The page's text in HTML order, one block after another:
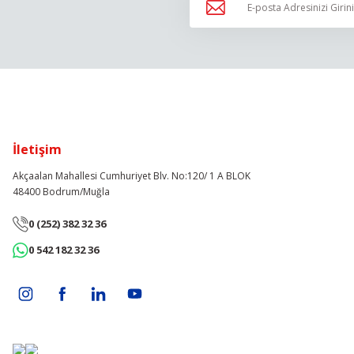
İletişim
Akçaalan Mahallesi Cumhuriyet Blv. No:120/ 1 A BLOK
48400 Bodrum/Muğla
0 (252) 382 32 36
0 542 182 32 36